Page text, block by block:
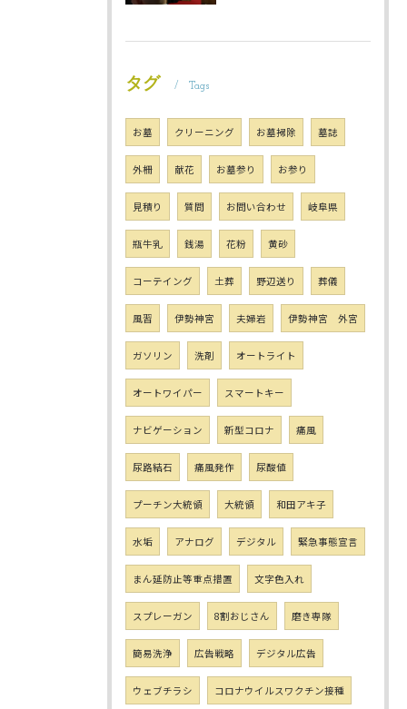
タグ Tags
お墓 クリーニング お墓掃除 墓誌
外柵 献花 お墓参り お参り
見積り 質問 お問い合わせ 岐阜県
瓶牛乳 銭湯 花粉 黄砂
コーテイング 土葬 野辺送り 葬儀
風習 伊勢神宮 夫婦岩 伊勢神宮 外宮
ガソリン 洗剤 オートライト
オートワイパー スマートキー
ナビゲーション 新型コロナ 痛風
尿路結石 痛風発作 尿酸値
プーチン大統領 大統領 和田アキ子
水垢 アナログ デジタル 緊急事態宣言
まん延防止等重点措置 文字色入れ
スプレーガン 8割おじさん 磨き専隊
簡易洗浄 広告戦略 デジタル広告
ウェブチラシ コロナウイルスワクチン接種